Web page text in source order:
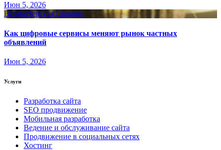
Июн 5, 2026
Вебмастерская Главное
Как цифровые сервисы меняют рынок частных
объявлений
Июн 5, 2026
Услуги
Разработка сайта
SEO продвижение
Мобильная разработка
Ведение и обслуживание сайта
Продвижение в социальных сетях
Хостинг